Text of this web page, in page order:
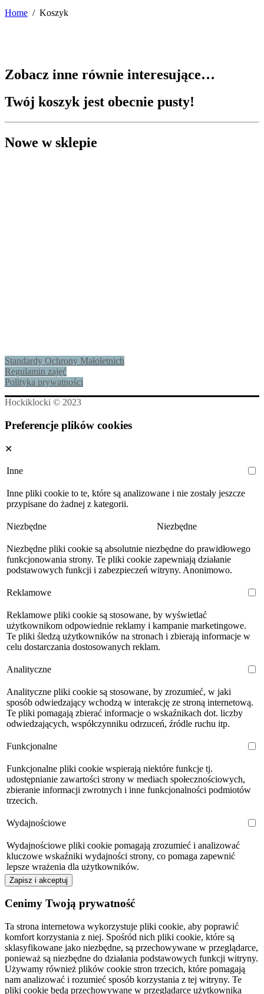
Home / Koszyk
Zobacz inne równie interesujące…
Twój koszyk jest obecnie pusty!
Nowe w sklepie
Standardy Ochrony Małoletnich
Regulamin zajęć
Polityka prywatności
Hockiklocki © 2023
Preferencje plików cookies
✕
Inne
Inne pliki cookie to te, które są analizowane i nie zostały jeszcze
przypisane do żadnej z kategorii.
Niezbędne Niezbędne
Niezbędne pliki cookie są absolutnie niezbędne do prawidłowego
funkcjonowania strony. Te pliki cookie zapewniają działanie
podstawowych funkcji i zabezpieczeń witryny. Anonimowo.
Reklamowe
Reklamowe pliki cookie są stosowane, by wyświetlać
użytkownikom odpowiednie reklamy i kampanie marketingowe.
Te pliki śledzą użytkowników na stronach i zbierają informacje w
celu dostarczania dostosowanych reklam.
Analityczne
Analityczne pliki cookie są stosowane, by zrozumieć, w jaki
sposób odwiedzający wchodzą w interakcję ze stroną internetową.
Te pliki pomagają zbierać informacje o wskaźnikach dot. liczby
odwiedzających, współczynniku odrzuceń, źródle ruchu itp.
Funkcjonalne
Funkcjonalne pliki cookie wspierają niektóre funkcje tj.
udostępnianie zawartości strony w mediach społecznościowych,
zbieranie informacji zwrotnych i inne funkcjonalności podmiotów
trzecich.
Wydajnościowe
Wydajnościowe pliki cookie pomagają zrozumieć i analizować
kluczowe wskaźniki wydajności strony, co pomaga zapewnić
lepsze wrażenia dla użytkowników.
Zapisz i akceptuj
Cenimy Twoją prywatność
Ta strona internetowa wykorzystuje pliki cookie, aby poprawić
komfort korzystania z niej. Spośród nich pliki cookie, które są
sklasyfikowane jako niezbędne, są przechowywane w przeglądarce,
ponieważ są niezbędne do działania podstawowych funkcji witryny.
Używamy również plików cookie stron trzecich, które pomagają
nam analizować i rozumieć sposób korzystania z tej witryny. Te
pliki cookie będą przechowywane w przeglądarce użytkownika